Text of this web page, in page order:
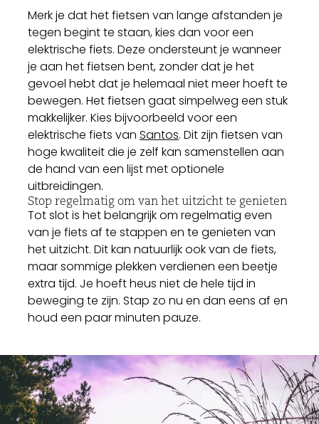
Merk je dat het fietsen van lange afstanden je
tegen begint te staan, kies dan voor een
elektrische fiets. Deze ondersteunt je wanneer
je aan het fietsen bent, zonder dat je het
gevoel hebt dat je helemaal niet meer hoeft te
bewegen. Het fietsen gaat simpelweg een stuk
makkelijker. Kies bijvoorbeeld voor een
elektrische fiets vanSantos. Dit zijn fietsen van
hoge kwaliteit die je zelf kan samenstellen aan
de hand van een lijst met optionele
uitbreidingen.
Stop regelmatig om van het uitzicht te genieten
Tot slot is het belangrijk om regelmatig even
van je fiets af te stappen en te genieten van
het uitzicht. Dit kan natuurlijk ook van de fiets,
maar sommige plekken verdienen een beetje
extra tijd. Je hoeft heus niet de hele tijd in
beweging te zijn. Stap zo nu en dan eens af en
houd een paar minuten pauze.